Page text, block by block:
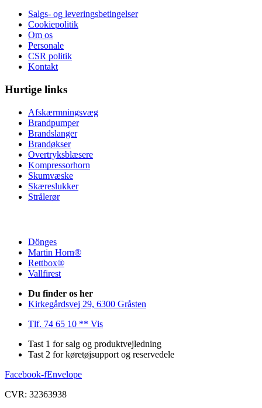
Salgs- og leveringsbetingelser
Cookiepolitik
Om os
Personale
CSR politik
Kontakt
Hurtige links
Afskærmningsvæg
Brandpumper
Brandslanger
Brandøkser
Overtryksblæsere
Kompressorhorn
Skumvæske
Skæreslukker
Strålerør
Dönges
Martin Horn®
Rettbox®
Vallfirest
Du finder os her
Kirkegårdsvej 29, 6300 Gråsten
Tlf. 74 65 10 ** Vis
Tast 1 for salg og produktvejledning
Tast 2 for køretøjsupport og reservedele
Facebook-fEnvelope
CVR: 32363938